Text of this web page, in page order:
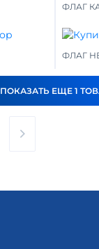
ФЛАГ
ФЛАГ
ПОКАЗАТЬ ЕЩЕ 1